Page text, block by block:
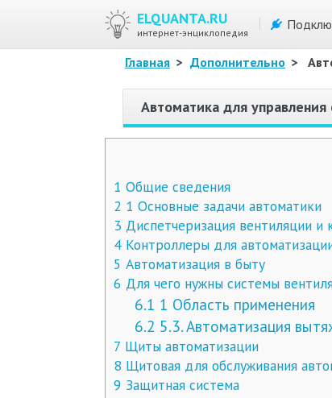
ELQUANTA.RU
интернет-энциклопедия
Главная > Дополнительно >
Автоматика для
1 Общие сведения
2 1 Основные задачи автоматики
3 Диспетчеризация вентиляции и
4 Контроллеры для
5 Автоматизация в быту
6 Для чего нужны системы
6.1 1 Область применения
6.2 5.3. Автоматизация
7 Щиты автоматизации
8 Щитовая для обслуживания
9 Защитная система